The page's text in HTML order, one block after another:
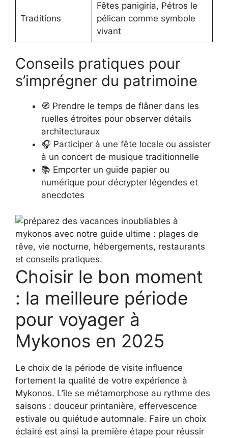
Traditions
Fêtes panigiria, Pétros le
pélican comme symbole
vivant
Conseils pratiques pour
s’imprégner du patrimoine
🧭 Prendre le temps de flâner dans les
ruelles étroites pour observer détails
architecturaux
🎧 Participer à une fête locale ou assister
à un concert de musique traditionnelle
📚 Emporter un guide papier ou
numérique pour décrypter légendes et
anecdotes
Choisir le bon moment
: la meilleure période
pour voyager à
Mykonos en 2025
Le choix de la période de visite influence
fortement la qualité de votre expérience à
Mykonos. L’île se métamorphose au rythme des
saisons : douceur printanière, effervescence
estivale ou quiétude automnale. Faire un choix
éclairé est ainsi la première étape pour réussir